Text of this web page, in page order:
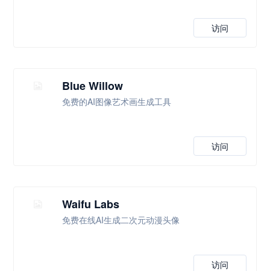
访问
Blue Willow
免费的AI图像艺术画生成工具
访问
Waifu Labs
免费在线AI生成二次元动漫头像
访问